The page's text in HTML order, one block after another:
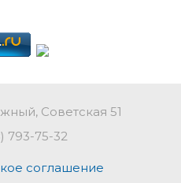
Советская 51
793-75-32
соглашение